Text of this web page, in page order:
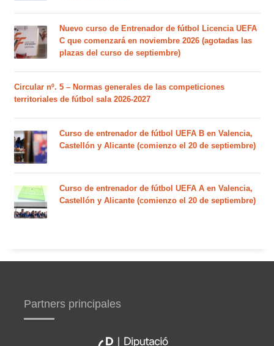
Nuevo curso de Entrenador de fútbol Licencia UEFA
C que comenzará en noviembre 2026 (agotadas las
plazas del curso de septiembre)
Circular nº. 5 – Normas generales de las competiciones
territoriales de fútbol sala 2026-2027
Curso de entrenador de fútbol UEFA B en Valencia,
Castellón y Alicante (comienzo el 20 de septiembre)
Curso de entrenador de fútbol UEFA A en Valencia,
Castellón y Alicante (comienzo el 20 de septiembre)
Partners principales